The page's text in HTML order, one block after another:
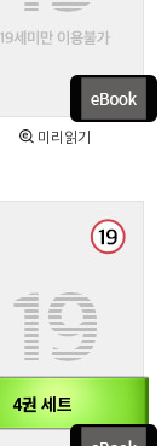
미리읽기
4권 세트